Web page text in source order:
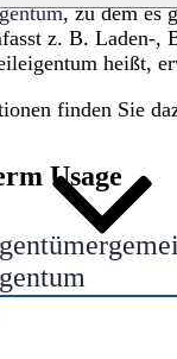
, zu dem es
z. B. Laden-,
heißt,
finden Sie
Usage